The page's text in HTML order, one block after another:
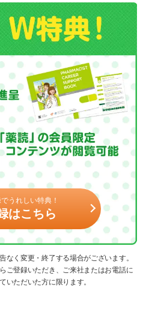
うれしい特典！
はこちら
く変更・終了する場合がございます。
ご登録いただき、ご来社またはお電話に
いただいた方に限ります。